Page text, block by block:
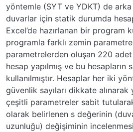
yöntemle (SYT ve YDKT) de arka
duvarlar için statik durumda
Excel’de hazırlanan bir program
programla farklı zemin
parametrelerden oluşan 220
hesap yapılmış ve bu hesapların
kullanılmıştır. Hesaplar her iki
güvenlik sayıları dikkate alınarak
çeşitli parametreler sabit
olarak belirlenen s değerinin
uzunluğu) değişiminin